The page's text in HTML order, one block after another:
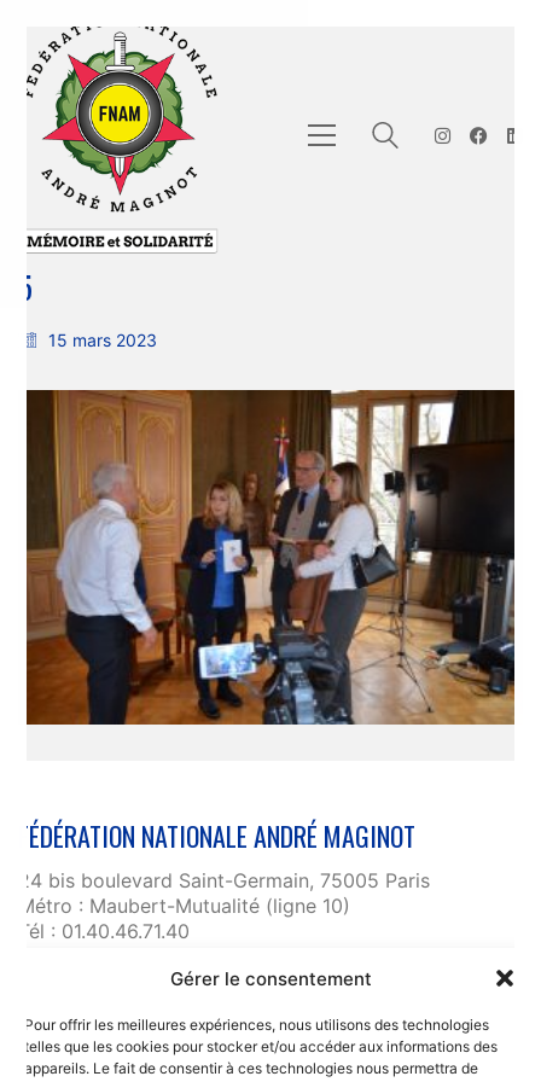
Gérer le consentement
Pour offrir les meilleures expériences, nous utilisons des technologies
telles que les cookies pour stocker et/ou accéder aux informations des
appareils. Le fait de consentir à ces technologies nous permettra de
5
15 mars 2023
FÉDÉRATION NATIONALE ANDRÉ MAGINOT
24 bis boulevard Saint-Germain, 75005 Paris
Métro : Maubert-Mutualité (ligne 10)
Tél : 01.40.46.71.40
Liens utiles
RGPD et confidentialité des données